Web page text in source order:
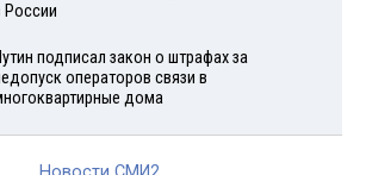
России
подписал закон о штрафах за
операторов связи в
дома